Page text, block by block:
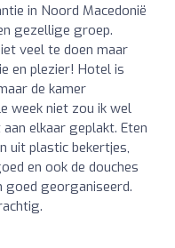
in Noord Macedonië
gezellige groep.
veel te doen maar
en plezier! Hotel is
de kamer
week niet zou ik wel
elkaar geplakt. Eten
uit plastic bekertjes,
en ook de douches
goed georganiseerd.